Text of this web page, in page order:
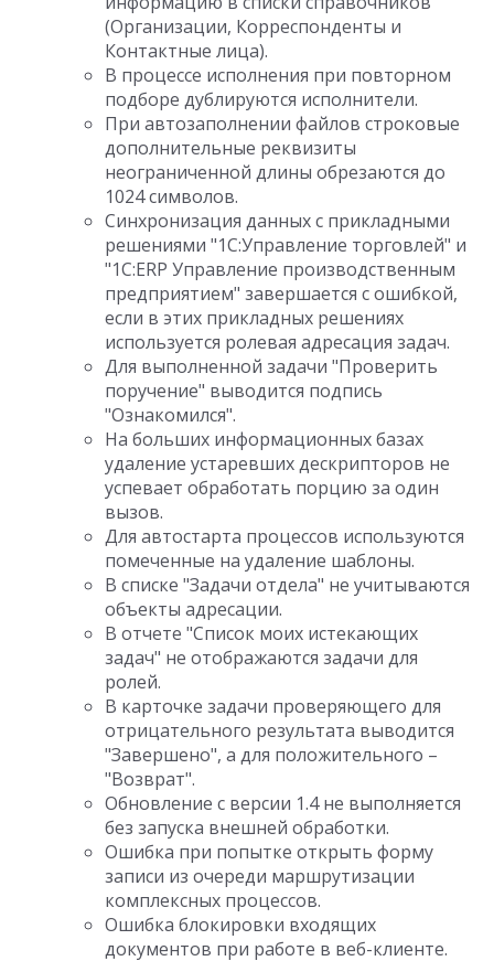
(Организации, Корреспонденты и
Контактные лица).
В процессе исполнения при повторном
подборе дублируются исполнители.
При автозаполнении файлов строковые
дополнительные реквизиты
неограниченной длины обрезаются до
1024 символов.
Синхронизация данных с прикладными
решениями "1С:Управление торговлей" и
"1С:ERP Управление производственным
предприятием" завершается с ошибкой,
если в этих прикладных решениях
используется ролевая адресация задач.
Для выполненной задачи "Проверить
поручение" выводится подпись
"Ознакомился".
На больших информационных базах
удаление устаревших дескрипторов не
успевает обработать порцию за один
вызов.
Для автостарта процессов используются
помеченные на удаление шаблоны.
В списке "Задачи отдела" не учитываются
объекты адресации.
В отчете "Список моих истекающих
задач" не отображаются задачи для
ролей.
В карточке задачи проверяющего для
отрицательного результата выводится
"Завершено", а для положительного –
"Возврат".
Обновление с версии 1.4 не выполняется
без запуска внешней обработки.
Ошибка при попытке открыть форму
записи из очереди маршрутизации
комплексных процессов.
Ошибка блокировки входящих
документов при работе в веб-клиенте.